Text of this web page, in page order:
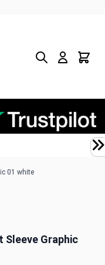
Rechercher
Panier
01 white
Sleeve Graphic